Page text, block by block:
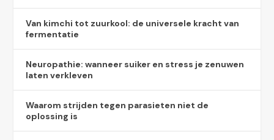
Van kimchi tot zuurkool: de universele kracht van
fermentatie
Neuropathie: wanneer suiker en stress je zenuwen
laten verkleven
Waarom strijden tegen parasieten niet de
oplossing is